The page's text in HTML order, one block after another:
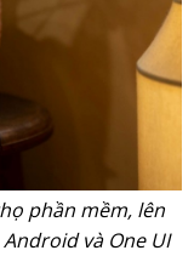
phần mềm, lên
và One UI